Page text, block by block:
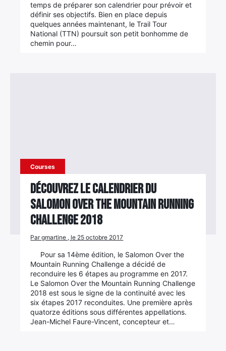
temps de préparer son calendrier pour prévoir et
définir ses objectifs. Bien en place depuis
quelques années maintenant, le Trail Tour
National (TTN) poursuit son petit bonhomme de
chemin pour…
Courses
Découvrez le calendrier du
Salomon Over the Mountain Running
Challenge 2018
Par gmartine , le 25 octobre 2017
Pour sa 14ème édition, le Salomon Over the
Mountain Running Challenge a décidé de
reconduire les 6 étapes au programme en 2017.
Le Salomon Over the Mountain Running Challenge
2018 est sous le signe de la continuité avec les
six étapes 2017 reconduites. Une première après
quatorze éditions sous différentes appellations.
Jean-Michel Faure-Vincent, concepteur et…